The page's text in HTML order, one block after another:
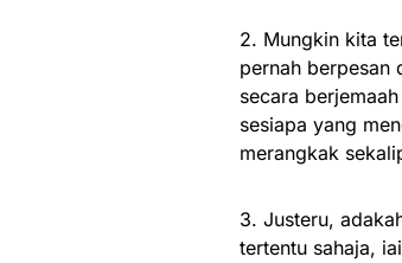
2. Mungkin kita
pernah berpesan
secara
sesiapa yang
merangkak
3. Justeru,
tertentu sahaja,